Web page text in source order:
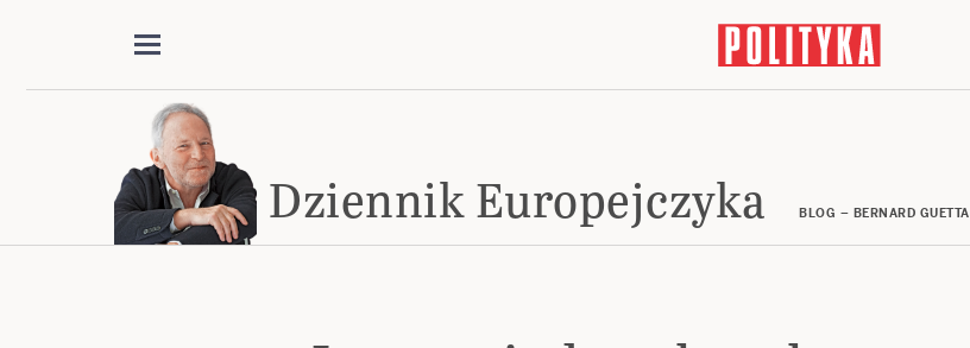
Dziennik Europejczyka BLOG – BERNARD GUETTA